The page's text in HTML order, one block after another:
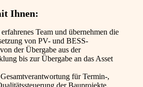
Ihnen:
Team und übernehmen die
von PV- und BESS-
der Übergabe aus der
bis zur Übergabe an das Asset
für Termin-,
der Bauprojekte,